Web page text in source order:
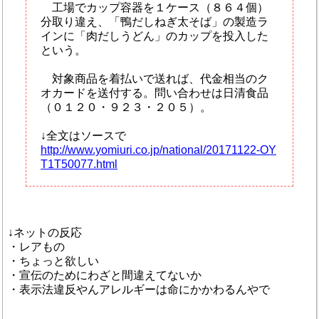
工場でカップ容器を１ケース（８６４個）
分取り違え、「鴨だしねぎ太そば」の製造ラ
インに「肉だしうどん」のカップを投入した
という。
対象商品を着払いで送れば、代金相当のク
オカードを送付する。問い合わせは日清食品
（０１２０・９２３・２０５）。
↓全文はソースで
http://www.yomiuri.co.jp/national/20171122-OY
T1T50077.html
↓ネットの反応
・レアもの
・ちょっと欲しい
・宣伝のためにわざと間違えてないか
・表示法違反やんアレルギーは命にかかわるんやで